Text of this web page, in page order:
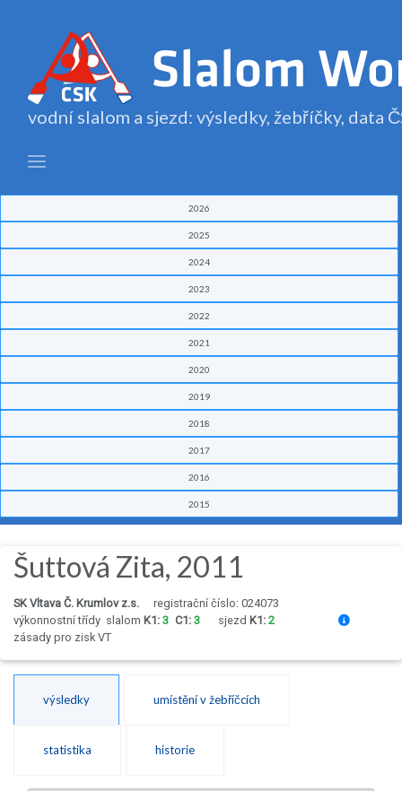
vodní slalom a sjezd: výsledky, žebříčky, data
2026
2025
2024
2023
2022
2021
2020
2019
2018
2017
2016
2015
Šuttová Zita, 2011
SK Vltava Č. Krumlov z.s.
registrační číslo: 024073
výkonnostní třídy slalom K1: 3 C1: 3 sjezd K1: 2
zásady pro zisk VT
výsledky umístění v žebříčcích
statistika historie